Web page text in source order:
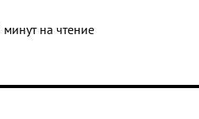
на чтение